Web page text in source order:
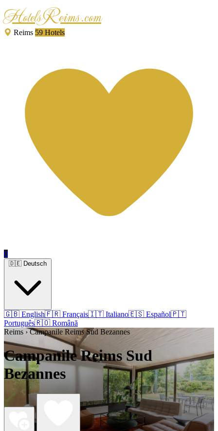
HotelsReims.com
Reims 59 Hotels
0
🇬🇧 English🇫🇷 Français🇮🇹 Italiano🇪🇸 Español🇵🇹
Português🇷🇴 Română
Reims › Campanile Reims Sud Bezannes
Campanile Reims Sud
Bezannes